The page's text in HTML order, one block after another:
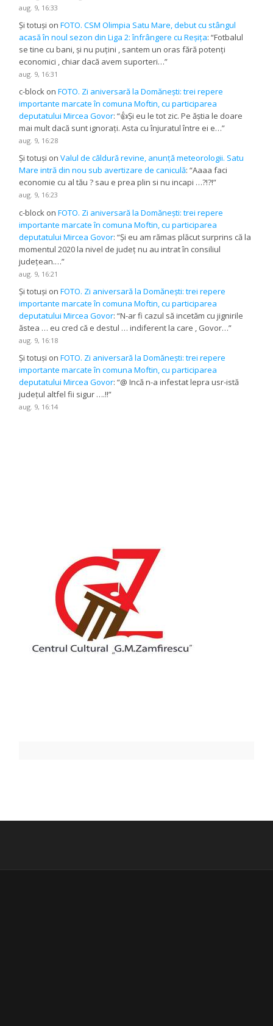
aug. 9, 16:33
Și totuși onFOTO. CSM Olimpia Satu Mare, debut cu stângul
acasă în noul sezon din Liga 2: înfrângere cu Reșița: “Fotbalul
se tine cu bani, și nu puțini , santem un oras fără potenți
economici , chiar dacă avem suporteri…”
aug. 9, 16:31
c-block onFOTO. Zi aniversară la Domănești: trei repere
importante marcate în comuna Moftin, cu participarea
deputatului Mircea Govor: “👍Și eu le tot zic. Pe ăștia le doare
mai mult dacă sunt ignorați. Asta cu înjuratul între ei e…”
aug. 9, 16:28
Și totuși onValul de căldură revine, anunță meteorologii. Satu
Mare intră din nou sub avertizare de caniculă: “Aaaa faci
economie cu al tău ? sau e prea plin si nu incapi …?!?!”
aug. 9, 16:23
c-block onFOTO. Zi aniversară la Domănești: trei repere
importante marcate în comuna Moftin, cu participarea
deputatului Mircea Govor: “Și eu am rămas plăcut surprins că la
momentul 2020 la nivel de județ nu au intrat în consiliul
județean.…”
aug. 9, 16:21
Și totuși onFOTO. Zi aniversară la Domănești: trei repere
importante marcate în comuna Moftin, cu participarea
deputatului Mircea Govor: “N-ar fi cazul să incetăm cu jignirile
ăstea … eu cred că e destul … indiferent la care , Govor…”
aug. 9, 16:18
Și totuși onFOTO. Zi aniversară la Domănești: trei repere
importante marcate în comuna Moftin, cu participarea
deputatului Mircea Govor: “@ Incă n-a infestat lepra usr-istă
județul altfel fii sigur ….!!”
aug. 9, 16:14